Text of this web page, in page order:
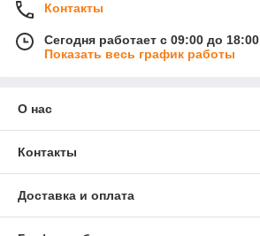
Контакты
Сегодня работает с 09:00 до 18:00
Показать весь график работы
О нас
Контакты
Доставка и оплата